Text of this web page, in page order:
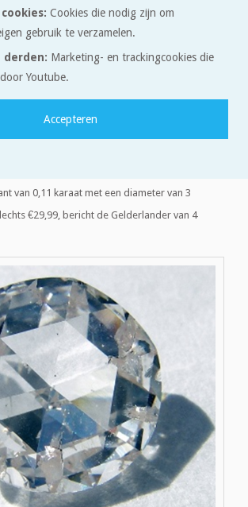
Zeeman het publiek met het aanbod
van 0,11 karaat met een diameter van 3
€29,99, bericht de Gelderlander van 4
Cookies die nodig zijn om
gebruik te verzamelen.
derden: Marketing- en trackingcookies die
Youtube.